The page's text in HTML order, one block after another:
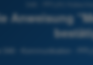
Anweisung
346 - Kommunikation -